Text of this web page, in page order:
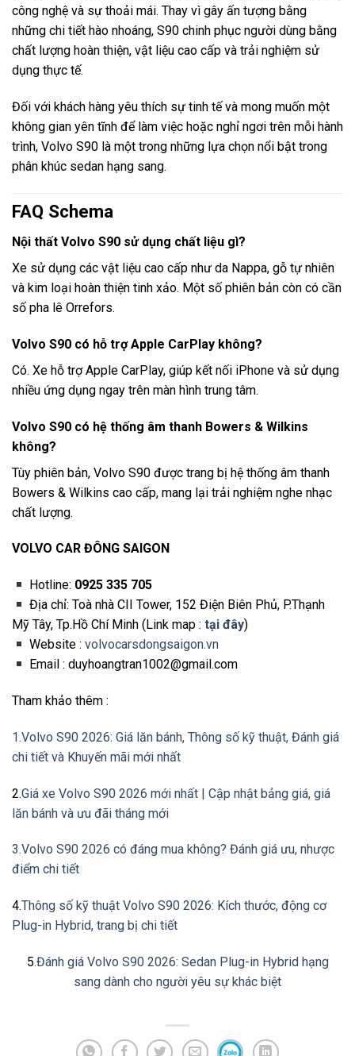
công nghệ và sự thoải mái. Thay vì gây ấn tượng bằng
những chi tiết hào nhoáng, S90 chinh phục người dùng bằng
chất lượng hoàn thiện, vật liệu cao cấp và trải nghiệm sử
dụng thực tế.
Đối với khách hàng yêu thích sự tinh tế và mong muốn một
không gian yên tĩnh để làm việc hoặc nghỉ ngơi trên mỗi hành
trình, Volvo S90 là một trong những lựa chọn nổi bật trong
phân khúc sedan hạng sang.
FAQ Schema
Nội thất Volvo S90 sử dụng chất liệu gì?
Xe sử dụng các vật liệu cao cấp như da Nappa, gỗ tự nhiên
và kim loại hoàn thiện tinh xảo. Một số phiên bản còn có cần
số pha lê Orrefors.
Volvo S90 có hỗ trợ Apple CarPlay không?
Có. Xe hỗ trợ Apple CarPlay, giúp kết nối iPhone và sử dụng
nhiều ứng dụng ngay trên màn hình trung tâm.
Volvo S90 có hệ thống âm thanh Bowers & Wilkins
không?
Tùy phiên bản, Volvo S90 được trang bị hệ thống âm thanh
Bowers & Wilkins cao cấp, mang lại trải nghiệm nghe nhạc
chất lượng.
VOLVO CAR ĐÔNG SAIGON
Hotline: 0925 335 705
Địa chỉ: Toà nhà CII Tower, 152 Điện Biên Phủ, P.Thạnh
Mỹ Tây, Tp.Hồ Chí Minh (Link map : tại đây)
Website :volvocarsdongsaigon.vn
Email : duyhoangtran1002@gmail.com
Tham khảo thêm :
1.Volvo S90 2026: Giá lăn bánh, Thông số kỹ thuật, Đánh giá
chi tiết và Khuyến mãi mới nhất
2.Giá xe Volvo S90 2026 mới nhất | Cập nhật bảng giá, giá
lăn bánh và ưu đãi tháng mới
3.Volvo S90 2026 có đáng mua không? Đánh giá ưu, nhược
điểm chi tiết
4.Thông số kỹ thuật Volvo S90 2026: Kích thước, động cơ
Plug-in Hybrid, trang bị chi tiết
5.Đánh giá Volvo S90 2026: Sedan Plug-in Hybrid hạng
sang dành cho người yêu sự khác biệt